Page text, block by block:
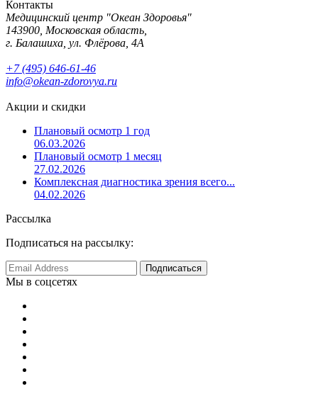
Контакты
Медицинский центр "Океан Здоровья"
143900, Московская область,
г. Балашиха, ул. Флёрова, 4А
+7 (495) 646-61-46
info@okean-zdorovya.ru
Акции и скидки
Плановый осмотр 1 год
06.03.2026
Плановый осмотр 1 месяц
27.02.2026
Комплексная диагностика зрения всего...
04.02.2026
Рассылка
Подписаться на рассылку:
Мы в соцсетях